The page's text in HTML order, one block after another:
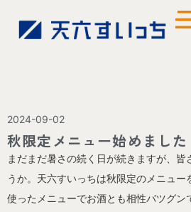
2024-09-02
秋限定メニュー始めました
まだまだ暑さの続く日が続きますが、
うか。天六すいっちは秋限定のメニュ
使ったメニューでお酒とも相性バツグン